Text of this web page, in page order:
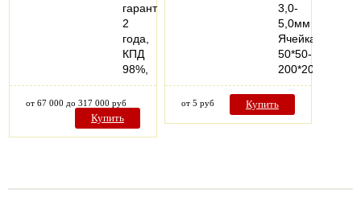
гарантия
2
года,
КПД
98%,
от 67 000 до 317 000 руб
Купить
3,0-
5,0мм
Ячейка
50*50-
200*200мм…
от 5 руб Купить